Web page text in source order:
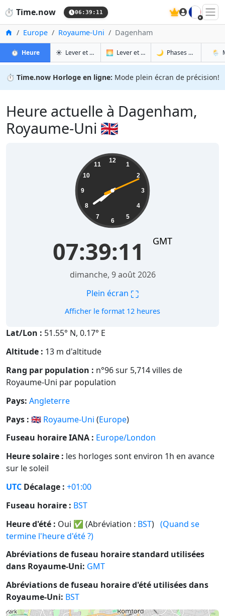
⏱️ Time.now 06:39:11 🇫🇷
Accueil
Europe Royaume-Uni Dagenham
⏱️ Heureà Dagenham
☀️ Lever et coucher du soleil à Dagenham
🌅 Lever et coucher du soleil demain à
🌙 Phases de la Lune à
🌦️
⏱️ Time.now Horloge en ligne: Mode plein écran de précision!
Heure actuelle à Dagenham,
Royaume-Uni 🇬🇧
12
1
2
3
4
5
6
7
8
9
10
11
07:39:12 GMT
dimanche, 9 août 2026
Plein écran ⛶
Afficher le format 12 heures
Lat/Lon : 51.55° N, 0.17° E
Altitude : 13 m d'altitude
Rang par population : n°96 sur 5,714 villes de
Royaume-Uni par population
Pays: Angleterre
Pays : 🇬🇧 Royaume-Uni (Europe)
Fuseau horaire IANA : Europe/London
Heure solaire : les horloges sont environ 1h en avance
sur le soleil
UTC Décalage : +01:00
Fuseau horaire : BST
Heure d'été : Oui ✅ (Abréviation : BST) (Quand se
termine l'heure d'été ?)
Abréviations de fuseau horaire standard utilisées
dans Royaume-Uni: GMT
Abréviations de fuseau horaire d'été utilisées dans
Royaume-Uni: BST